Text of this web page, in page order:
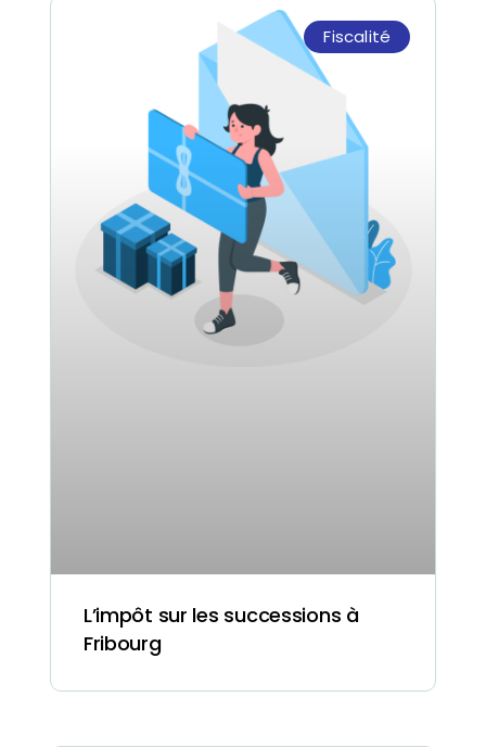
Fiscalité
L’impôt sur les successions à
Fribourg